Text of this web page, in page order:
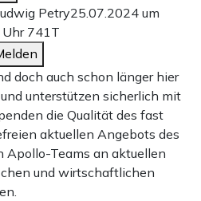
Petry25.07.2024 um
Uhr 741T
doch auch schon länger hier
unterstützen sicherlich mit
die Qualität des fast
aktuellen Angebots des
Apollo-Teams an aktuellen
und wirtschaftlichen